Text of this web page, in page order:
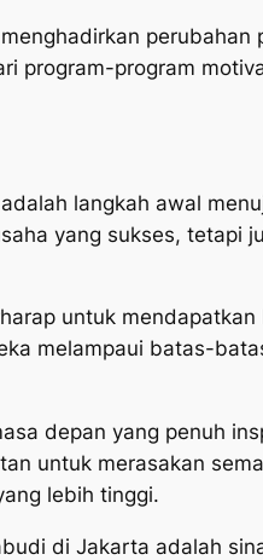
program-program
langkah awal
yang sukses, tetapi
untuk
melampaui batas-
depan yang penuh
untuk merasakan
lebih tinggi.
di Jakarta adalah